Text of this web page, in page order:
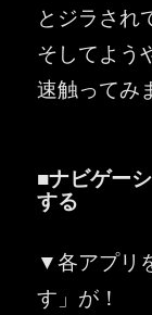
とジラされ
そしてよう
速触ってみ
■ナビゲー
する
▼各アプリ
す」が！